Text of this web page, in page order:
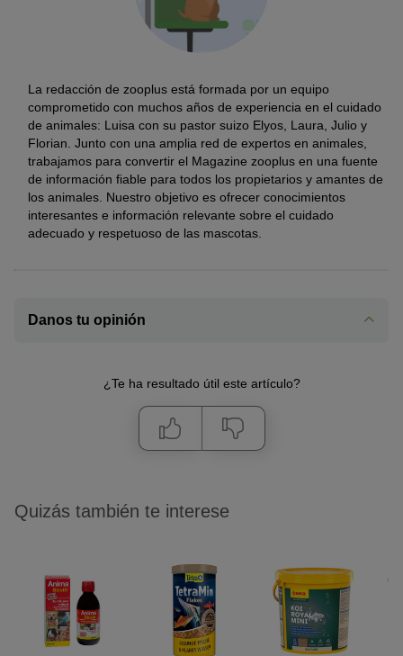
La redacción de zooplus está formada por un equipo
comprometido con muchos años de experiencia en el cuidado
de animales: Luisa con su pastor suizo Elyos, Laura, Julio y
Florian. Junto con una amplia red de expertos en animales,
trabajamos para convertir el Magazine zooplus en una fuente
de información fiable para todos los propietarios y amantes de
los animales. Nuestro objetivo es ofrecer conocimientos
interesantes e información relevante sobre el cuidado
adecuado y respetuoso de las mascotas.
Danos tu opinión
¿Te ha resultado útil este artículo?
Quizás también te interese